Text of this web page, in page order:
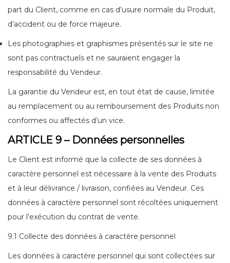
part du Client, comme en cas d’usure normale du Produit,
d’accident ou de force majeure.
Les photographies et graphismes présentés sur le site ne
sont pas contractuels et ne sauraient engager la
responsabilité du Vendeur.
La garantie du Vendeur est, en tout état de cause, limitée
au remplacement ou au remboursement des Produits non
conformes ou affectés d’un vice.
ARTICLE 9 – Données personnelles
Le Client est informé que la collecte de ses données à
caractère personnel est nécessaire à la vente des Produits
et à leur délivrance / livraison, confiées au Vendeur. Ces
données à caractère personnel sont récoltées uniquement
pour l’exécution du contrat de vente.
9.1 Collecte des données à caractère personnel
Les données à caractère personnel qui sont collectées sur